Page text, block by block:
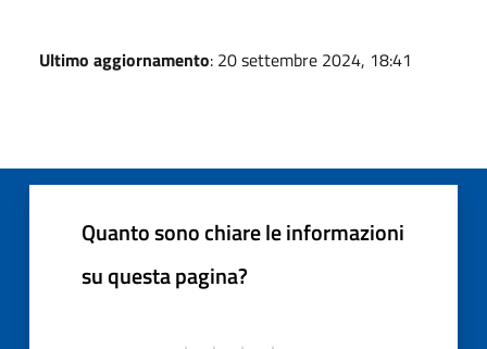
Ultimo aggiornamento: 20 settembre 2024, 18:41
Quanto sono chiare le informazioni
su questa pagina?